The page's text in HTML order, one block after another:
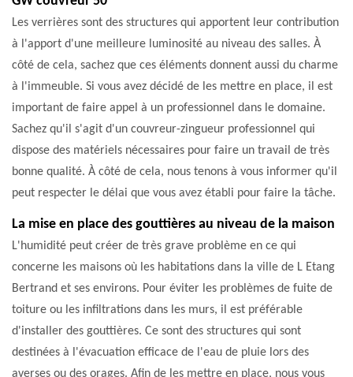
Les verrières sont des structures qui apportent leur contribution
à l'apport d'une meilleure luminosité au niveau des salles. À
côté de cela, sachez que ces éléments donnent aussi du charme
à l'immeuble. Si vous avez décidé de les mettre en place, il est
important de faire appel à un professionnel dans le domaine.
Sachez qu'il s'agit d'un couvreur-zingueur professionnel qui
dispose des matériels nécessaires pour faire un travail de très
bonne qualité. À côté de cela, nous tenons à vous informer qu'il
peut respecter le délai que vous avez établi pour faire la tâche.
La mise en place des gouttières au niveau de la maison
L'humidité peut créer de très grave problème en ce qui
concerne les maisons où les habitations dans la ville de L Etang
Bertrand et ses environs. Pour éviter les problèmes de fuite de
toiture ou les infiltrations dans les murs, il est préférable
d'installer des gouttières. Ce sont des structures qui sont
destinées à l'évacuation efficace de l'eau de pluie lors des
averses ou des orages. Afin de les mettre en place, nous vous